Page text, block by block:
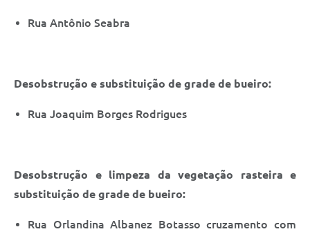
Rua Antônio Seabra
Desobstrução e substituição de grade de bueiro:
Rua Joaquim Borges Rodrigues
Desobstrução e limpeza da vegetação rasteira e
substituição de grade de bueiro:
Rua Orlandina Albanez Botasso cruzamento com